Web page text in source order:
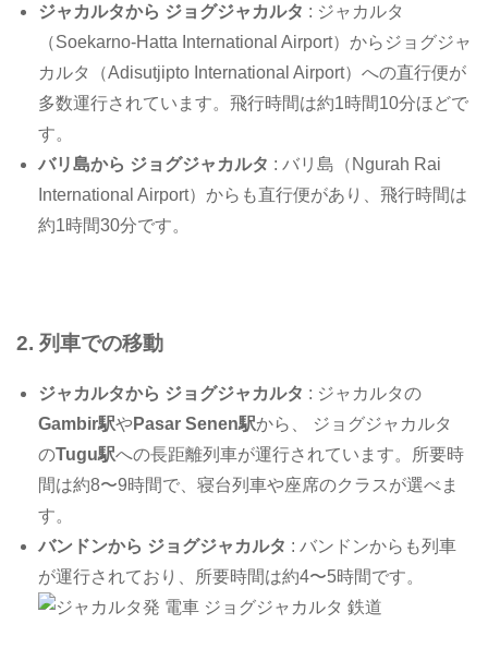
ジャカルタから ジョグジャカルタ : ジャカルタ
（Soekarno-Hatta International Airport）からジョグジャ
カルタ（Adisutjipto International Airport）への直行便が
多数運行されています。飛行時間は約1時間10分ほどで
す。
バリ島から ジョグジャカルタ : バリ島（Ngurah Rai
International Airport）からも直行便があり、飛行時間は
約1時間30分です。
2. 列車での移動
ジャカルタから ジョグジャカルタ : ジャカルタの
Gambir駅やPasar Senen駅から、 ジョグジャカルタ
のTugu駅への長距離列車が運行されています。所要時
間は約8〜9時間で、寝台列車や座席のクラスが選べま
す。
バンドンから ジョグジャカルタ : バンドンからも列車
が運行されており、所要時間は約4〜5時間です。